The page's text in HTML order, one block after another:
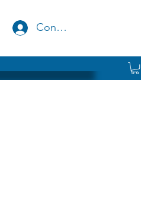
Conectează-te